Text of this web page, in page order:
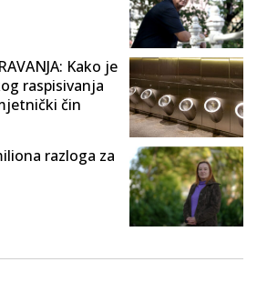
Kako je
raspisivanja
čin
razloga za